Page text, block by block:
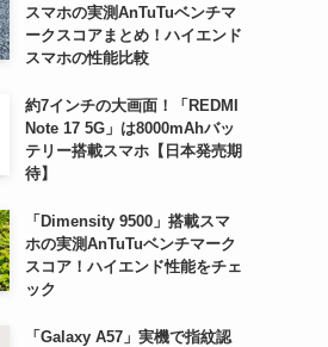
スマホの実測AnTuTuベンチマ
ークスコアまとめ！ハイエンド
スマホの性能比較
約7インチの大画面！「REDMI
Note 17 5G」は8000mAhバッ
テリー搭載スマホ【日本発売期
待】
「Dimensity 9500」搭載スマ
ホの実測AnTuTuベンチマーク
スコア！ハイエンド性能をチェ
ック
「Galaxy A57」実機で指紋認